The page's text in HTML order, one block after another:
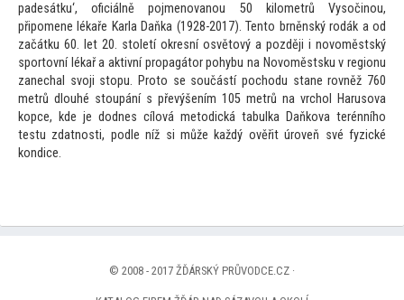
padesátku‘, oficiálně pojmenovanou 50 kilometrů Vysočinou,
připomene lékaře Karla Daňka (1928-2017). Tento brněnský rodák a od
začátku 60. let 20. století okresní osvětový a později i novoměstský
sportovní lékař a aktivní propagátor pohybu na Novoměstsku v regionu
zanechal svoji stopu. Proto se součástí pochodu stane rovněž 760
metrů dlouhé stoupání s převýšením 105 metrů na vrchol Harusova
kopce, kde je dodnes cílová metodická tabulka Daňkova terénního
testu zdatnosti, podle níž si může každý ověřit úroveň své fyzické
kondice.
© 2008 - 2017 ŽĎÁRSKÝ PRŮVODCE.CZ ·